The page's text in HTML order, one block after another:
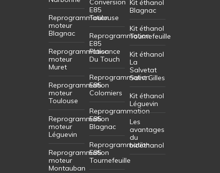
Reprogrammation
moteur
Blagnac
Reprogrammation
moteur
Muret
Reprogrammation
moteur
Toulouse
Reprogrammation
moteur
Léguevin
Reprogrammation
moteur
Montauban
Conversion
E85
Toulouse
Reprogrammation
E85
Plaisance
Du Touch
Reprogrammation
E85
Colomiers
Reprogrammation
E85
Blagnac
Reprogrammation
E85
Tournefeuille
Kit éthanol
Blagnac
Kit éthanol
Tournefeuille
Kit éthanol
La
Salvetat
Saint Gilles
Kit éthanol
Léguevin
Les
avantages
du
bioéthanol